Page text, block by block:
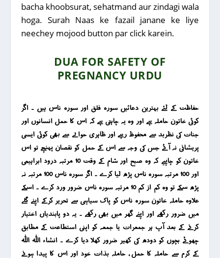
bacha khoobsurat, sehatmand aur zindagi wala
hoga. Surah Naas ke fazail janane ke liye
neechey mojood button par click karein.
DUA FOR SAFETY OF
PREGNANCY URDU
حفاظت کے لئے بہترین دعائیں سورہ فلق اور سورہ ناس ہیں ۔ اگر
کوئی خاتون حاملہ ہے اور وہ یہ چاہتی ہے کہ اس کا حمل انسانوں اور
جنات کی نظربد سے محفوظ رہے اور ظاہری حوالے سے بھی کوئی ایسی
پریشانی نہ آئے جس کی وجہ سے اس کے حمل کو نقصان پہنچے تو اس
خاتون کو چاہیے کہ وہ صبح اور شام کے وقت 10 مرتبہ درود ابراہیمی
اور 100 مرتبہ سورہ ناس پڑھ لیا کرے ۔ اگر سورہ ناس 100 مرتبہ نہ
پڑھ سکے تو وہ کم از کم 10 مرتبہ سورہ ناس ضرور ورد کرے ۔ اسکے
علاوہ حاملہ خاتون سورہ ناس کو پاک سیاہی سے تحریر کرکے اپنے گلے
میں ضرور رکھے اور اپنے گھر میں بھی رکھے ۔ یہ دو پابندیاں اختیار
کرنے کے بعد آپ ہر جمعرات یا جمعہ کو اپنی استطاعت کے مطابق
چھوٹے بچوں کو دودھ کی کھیر ضرور کھلا دیا کرے ۔ انشاء اللہ اللہ
کے کرم سے حاملہ کا حمل ، حاملہ بذات خود اور اس کا پیدا ہونے